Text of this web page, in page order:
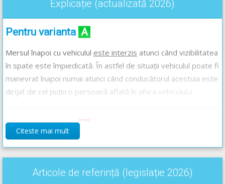
Explicație (actualizată 2026)
Pentru variantaA
Mersul înapoi cu vehiculul este interzis atunci când vizibilitatea
în spate este împiedicată. În astfel de situații vehiculul poate fi
manevrat înapoi numai atunci când conducătorul acestuia este
dirijat de cel puțin o persoană aflată în afara vehiculului.
Pentru variantaB
Legislația rutieră nu prevede nimic în acest sens.
Pentru variantaC
Citeste mai mult
Articole de referință (legislație 2026)